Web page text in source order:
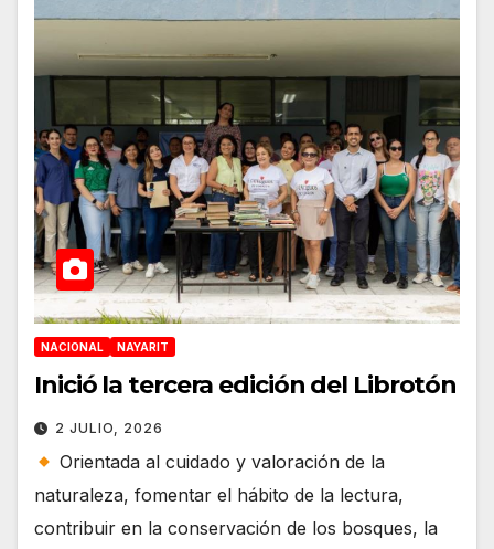
NACIONAL NAYARIT
Inició la tercera edición del Librotón
2 JULIO, 2026
Orientada al cuidado y valoración de la
naturaleza, fomentar el hábito de la lectura,
contribuir en la conservación de los bosques, la